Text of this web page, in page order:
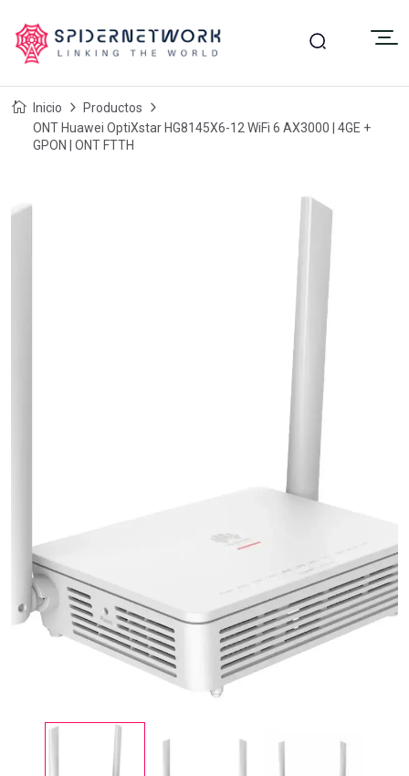
Inicio
Productos
ONT Huawei OptiXstar HG8145X6-12 WiFi 6 AX3000 | 4GE +
GPON | ONT FTTH